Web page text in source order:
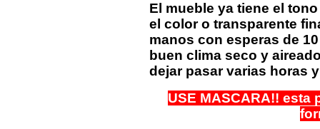
El mueble ya tiene el
el color o transparente
manos con esperas de
buen clima seco y
dejar pasar varias horas
USE MASCARA!!